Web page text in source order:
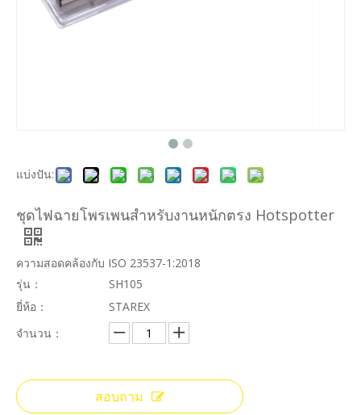
แบ่งปัน:
ชุดไฟฉายโพรเพนสำหรับงานหนักตรง Hotspotter
ความสอดคล้องกับ ISO 23537-1:2018
รุ่น：
SH105
ยี่ห้อ：
STAREX
จำนวน：
สอบถาม